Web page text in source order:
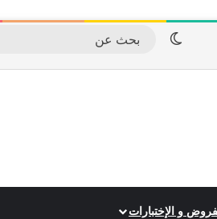
الوضع المظلم
و الإختبارات